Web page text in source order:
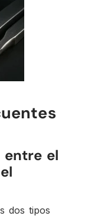
entre el
dos tipos